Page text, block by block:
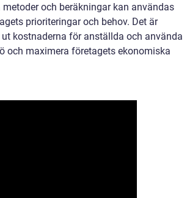
och beräkningar kan användas
prioriteringar och behov. Det är
kostnaderna för anställda och använda
och maximera företagets ekonomiska